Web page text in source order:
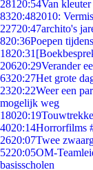
281 20:54Van
8320:482010:
22720:47archito's
820:36Poepen
1820:31
20620:29Verander
6320:27Het grote
2320:22Weer een
mogelijk weg
18020:19
4020:14Horrorfilms
2620:07Twee
5220:05OM-
basisscholen